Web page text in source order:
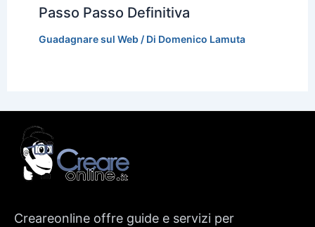
Passo Passo Definitiva
Guadagnare sul Web/ Di Domenico Lamuta
Creareonline offre guide e servizi per